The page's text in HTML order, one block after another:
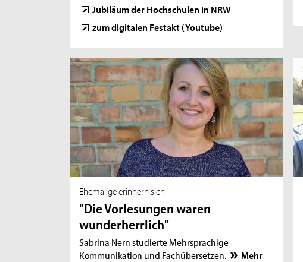
Jubiläum der Hochschulen in NRW
zum digitalen Festakt (Youtube)
Ehemalige erinnern sich
"Die Vorlesungen waren
wunderherrlich"
Sabrina Nern studierte Mehrsprachige
Kommunikation und Fachübersetzen.
Mehr